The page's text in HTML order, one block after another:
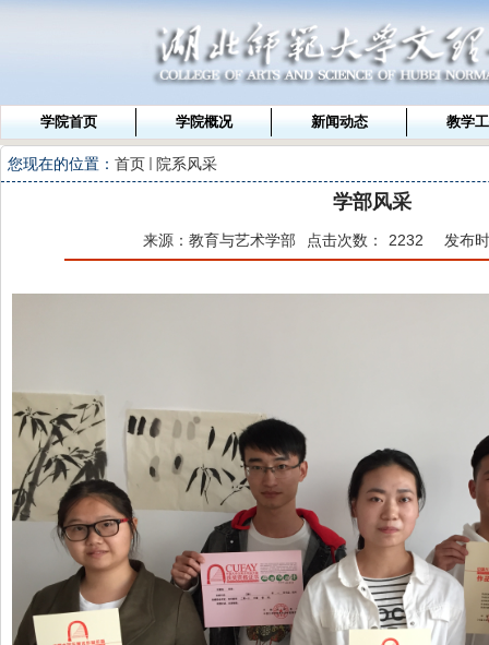
学院首页 学院概况 新闻动态 教学
您现在的位置： 首页 院系风采
学部风采
来源：教育与艺术学部 点击次数： 2232 发布